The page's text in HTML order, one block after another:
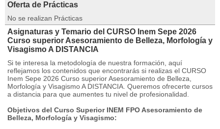
Oferta de Prácticas
No se realizan Prácticas
Asignaturas y Temario del CURSO Inem Sepe 2026
Curso superior Asesoramiento de Belleza, Morfología y
Visagismo A DISTANCIA
Si te interesa la metodología de nuestra formación, aquí
reflejamos los contenidos que encontrarás si realizas el CURSO
Inem Sepe 2026 Curso superior Asesoramiento de Belleza,
Morfología y Visagismo A DISTANCIA. Queremos ofrecerte cursos
a distancia para que aumentes tu nivel de profesionalidad.
Objetivos del Curso Superior INEM FPO Asesoramiento de
Belleza, Morfología y Visagismo: